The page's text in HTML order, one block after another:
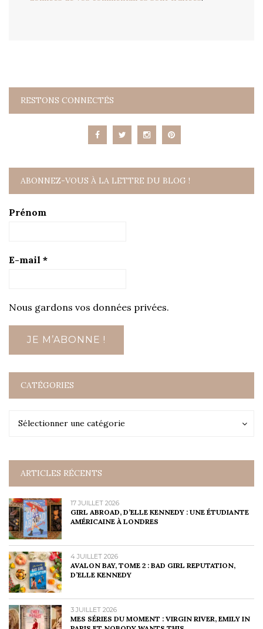
RESTONS CONNECTÉS
ABONNEZ-VOUS À LA LETTRE DU BLOG !
Prénom
E-mail *
Nous gardons vos données privées.
CATÉGORIES
Sélectionner une catégorie
Catégories
ARTICLES RÉCENTS
17 JUILLET 2026
GIRL ABROAD, D’ELLE KENNEDY : UNE ÉTUDIANTE
AMÉRICAINE À LONDRES
4 JUILLET 2026
AVALON BAY, TOME 2 : BAD GIRL REPUTATION,
D’ELLE KENNEDY
3 JUILLET 2026
MES SÉRIES DU MOMENT : VIRGIN RIVER, EMILY IN